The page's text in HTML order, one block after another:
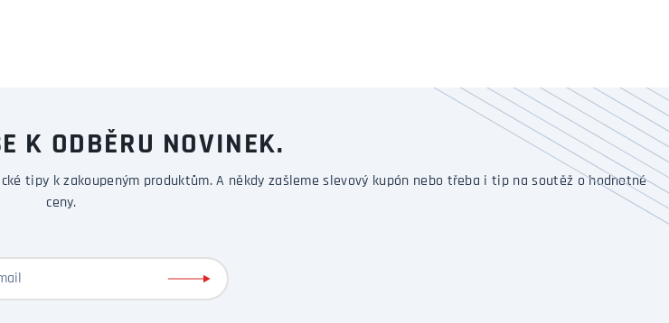
K ODBĚRU NOVINEK.
tipy k zakoupeným produktům. A někdy zašleme slevový kupón nebo třeba i tip na soutěž o hodnotné
ceny.